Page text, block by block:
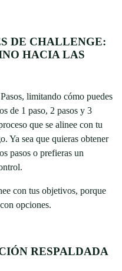
DE CHALLENGE:
HACIA LAS
limitando cómo puedes
de 1 paso, 2 pasos y 3
que se alinee con tu
Ya sea que quieras obtener
pasos o prefieras un
con tus objetivos, porque
opciones.
RESPALDADA